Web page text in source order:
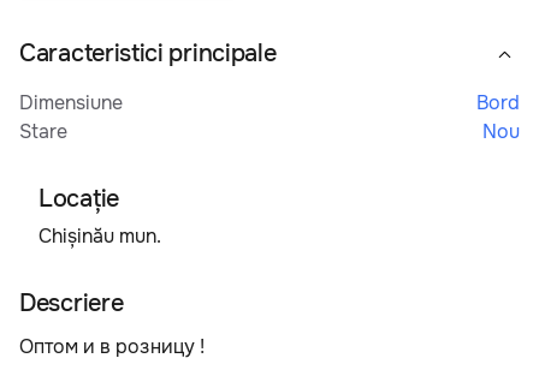
Descriere
Оптом и в розницу !
Caracteristici principale
Dimensiune
Bord
Stare
Nou
Locaţie
Chișinău mun.